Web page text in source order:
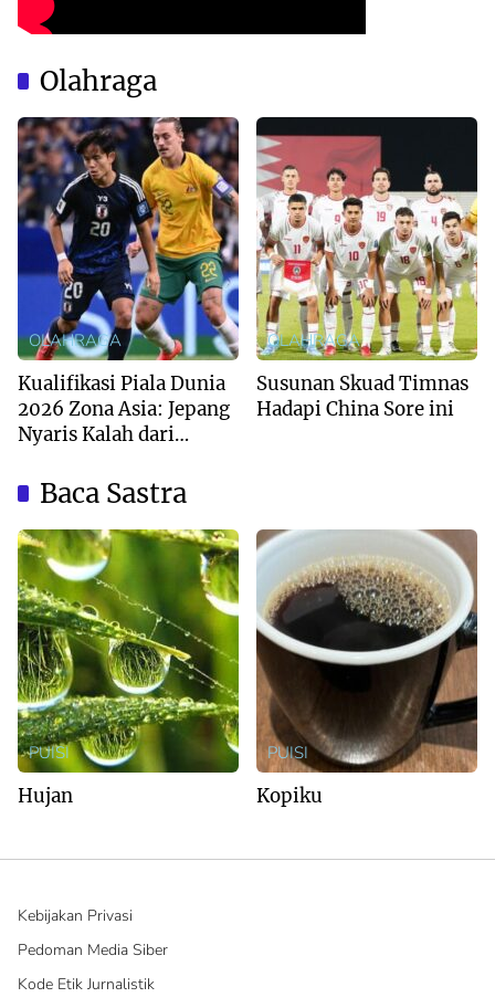
Olahraga
OLAHRAGA
Kualifikasi Piala Dunia
2026 Zona Asia: Jepang
Nyaris Kalah dari
OLAHRAGA
Susunan Skuad Timnas
Hadapi China Sore ini
Baca Sastra
PUISI
Hujan
PUISI
Kopiku
Kebijakan Privasi
Pedoman Media Siber
Kode Etik Jurnalistik